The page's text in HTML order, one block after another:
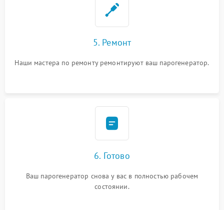
5. Ремонт
Наши мастера по ремонту ремонтируют ваш парогенератор.
6. Готово
Ваш парогенератор снова у вас в полностью рабочем
состоянии.